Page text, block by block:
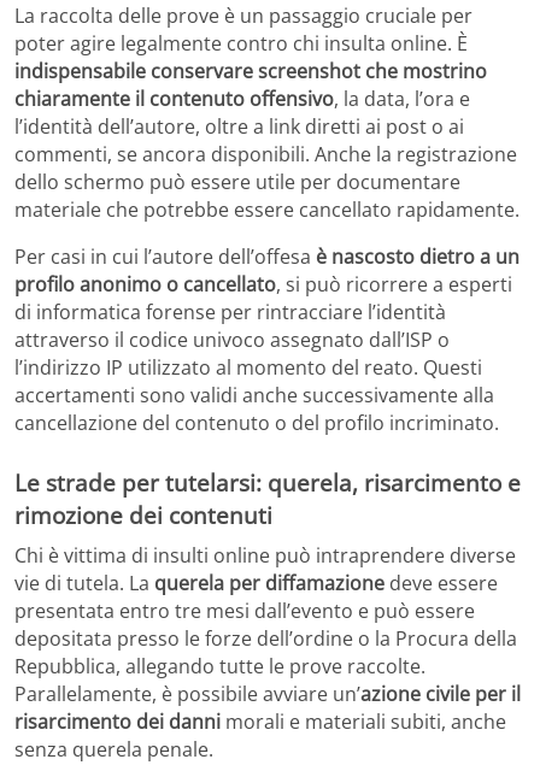
La raccolta delle prove è un passaggio cruciale per
poter agire legalmente contro chi insulta online. È
indispensabile conservare screenshot che mostrino
chiaramente il contenuto offensivo, la data, l’ora e
l’identità dell’autore, oltre a link diretti ai post o ai
commenti, se ancora disponibili. Anche la registrazione
dello schermo può essere utile per documentare
materiale che potrebbe essere cancellato rapidamente.
Per casi in cui l’autore dell’offesa è nascosto dietro a un
profilo anonimo o cancellato, si può ricorrere a esperti
di informatica forense per rintracciare l’identità
attraverso il codice univoco assegnato dall’ISP o
l’indirizzo IP utilizzato al momento del reato. Questi
accertamenti sono validi anche successivamente alla
cancellazione del contenuto o del profilo incriminato.
Le strade per tutelarsi: querela, risarcimento e
rimozione dei contenuti
Chi è vittima di insulti online può intraprendere diverse
vie di tutela. La querela per diffamazione deve essere
presentata entro tre mesi dall’evento e può essere
depositata presso le forze dell’ordine o la Procura della
Repubblica, allegando tutte le prove raccolte.
Parallelamente, è possibile avviare un’azione civile per il
risarcimento dei danni morali e materiali subiti, anche
senza querela penale.